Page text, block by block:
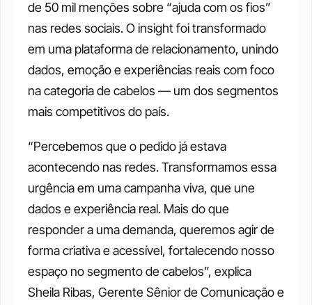
de 50 mil menções sobre “ajuda com os fios”
nas redes sociais. O insight foi transformado
em uma plataforma de relacionamento, unindo
dados, emoção e experiências reais com foco
na categoria de cabelos — um dos segmentos
mais competitivos do país.
“Percebemos que o pedido já estava
acontecendo nas redes. Transformamos essa
urgência em uma campanha viva, que une
dados e experiência real. Mais do que
responder a uma demanda, queremos agir de
forma criativa e acessível, fortalecendo nosso
espaço no segmento de cabelos”, explica
Sheila Ribas, Gerente Sênior de Comunicação e